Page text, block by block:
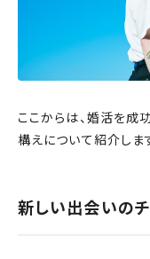
ここからは、婚活を成
構えについて紹介しま
新しい出会いの